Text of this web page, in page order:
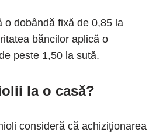
o dobândă fixă ​​de 0,85 la
băncilor aplică o
peste 1,50 la sută.
la o casă?
consideră că achiziţionarea